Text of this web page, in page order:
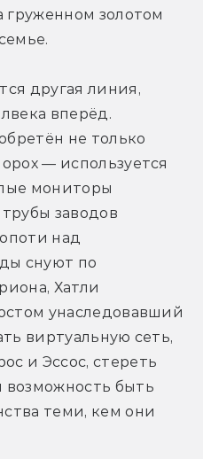
груженном золотом
другая линия,
вперёд.
не только
— используется
мониторы
заводов
над
снуют по
Хатли
унаследовавший
виртуальную сеть,
и Эссос, стереть
быть
теми, кем они